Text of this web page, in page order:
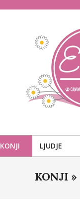
KONJI LJUDJE
KONJI »